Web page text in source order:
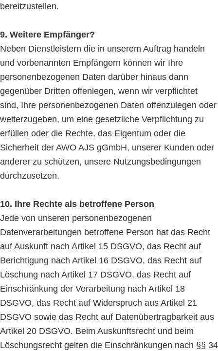
bereitzustellen.
9. Weitere Empfänger?
Neben Dienstleistern die in unserem Auftrag handeln
und vorbenannten Empfängern können wir Ihre
personenbezogenen Daten darüber hinaus dann
gegenüber Dritten offenlegen, wenn wir verpflichtet
sind, Ihre personenbezogenen Daten offenzulegen oder
weiterzugeben, um eine gesetzliche Verpflichtung zu
erfüllen oder die Rechte, das Eigentum oder die
Sicherheit der AWO AJS gGmbH, unserer Kunden oder
anderer zu schützen, unsere Nutzungsbedingungen
durchzusetzen.
10. Ihre Rechte als betroffene Person
Jede von unseren personenbezogenen
Datenverarbeitungen betroffene Person hat das Recht
auf Auskunft nach Artikel 15 DSGVO, das Recht auf
Berichtigung nach Artikel 16 DSGVO, das Recht auf
Löschung nach Artikel 17 DSGVO, das Recht auf
Einschränkung der Verarbeitung nach Artikel 18
DSGVO, das Recht auf Widerspruch aus Artikel 21
DSGVO sowie das Recht auf Datenübertragbarkeit aus
Artikel 20 DSGVO. Beim Auskunftsrecht und beim
Löschungsrecht gelten die Einschränkungen nach §§ 34